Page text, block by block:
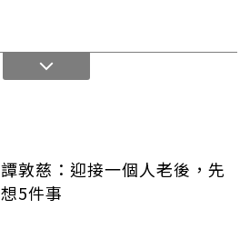
譚敦慈：迎接一個人老後，先
想5件事